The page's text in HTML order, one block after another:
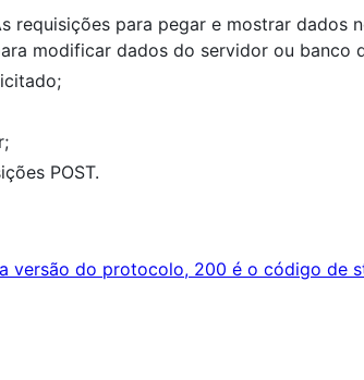
requisições para pegar e mostrar dados
modificar dados do servidor ou banco
POST.